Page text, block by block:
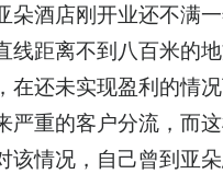
朵酒店刚开业还不满
线距离不到八百米的
在还未实现盈利的情
严重的客户分流，而
该情况，自己曾到亚